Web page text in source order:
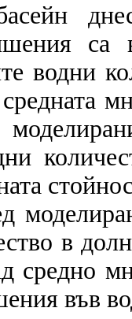
водни
в
средно
във